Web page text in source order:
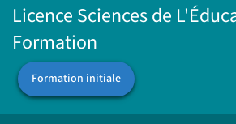
Licence Sciences de
Formation
Formation initiale